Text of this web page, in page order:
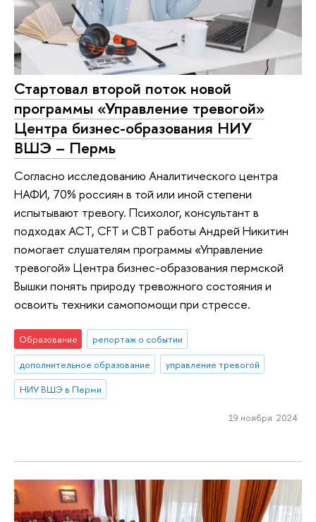
Стартовал второй поток новой
программы «Управление тревогой»
Центра бизнес-образования НИУ
ВШЭ – Пермь
Согласно исследованию Аналитического центра
НАФИ, 70% россиян в той или иной степени
испытывают тревогу. Психолог, консультант в
подходах ACT, CFT и CBT работы Андрей Никитин
помогает слушателям программы «Управление
тревогой» Центра бизнес-образования пермской
Вышки понять природу тревожного состояния и
освоить техники самопомощи при стрессе.
Образование
репортаж о событии
дополнительное образование
управление тревогой
НИУ ВШЭ в Перми
19 ноября 2024